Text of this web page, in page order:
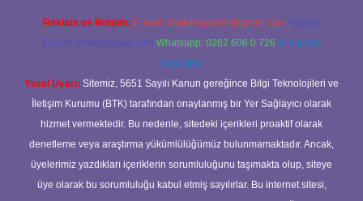
Reklam ve İletişim: E-mail: backlinkpaneli@gmail.com Teams:
forumhizmeti@gmail.com Whatsapp: 0262 606 0 726 Telegram:
@karabul
Yasal Uyarı: Sitemiz, 5651 Sayılı Kanun gereğince Bilgi Teknolojileri ve
İletişim Kurumu (BTK) tarafından onaylanmış bir Yer Sağlayıcı olarak
hizmet vermektedir. Bu nedenle, sitedeki içerikleri proaktif olarak
denetleme veya araştırma yükümlülüğümüz bulunmamaktadır. Ancak,
üyelerimiz yazdıkları içeriklerin sorumluluğunu taşımakta olup, siteye
üye olarak bu sorumluluğu kabul etmiş sayılırlar. Bu internet sitesi,